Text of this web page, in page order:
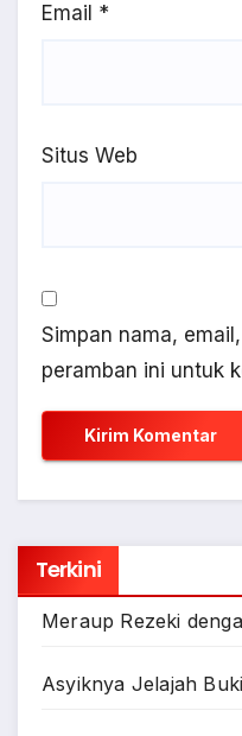
Email *
Situs Web
Simpan nama,
peramban ini untuk
Terkini
Meraup Rezeki
Asyiknya Jelajah